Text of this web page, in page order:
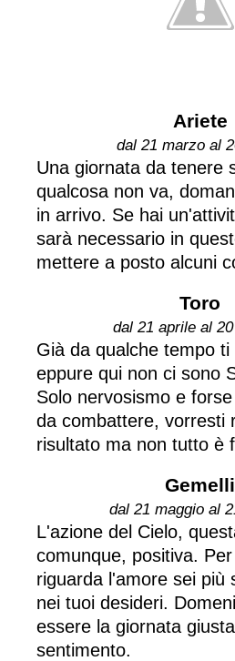
Ariete
dal 21 marzo al
Una giornata da tenere
qualcosa non va,
in arrivo. Se hai
sarà necessario in
mettere a posto alcuni
Toro
dal 21 aprile al
Già da qualche tempo
eppure qui non ci sono
Solo nervosismo e
da combattere, vorresti
risultato ma non tutto è
Gemelli
dal 21 maggio al
L'azione del Cielo,
comunque, positiva.
riguarda l'amore sei più
nei tuoi desideri.
essere la giornata
sentimento.